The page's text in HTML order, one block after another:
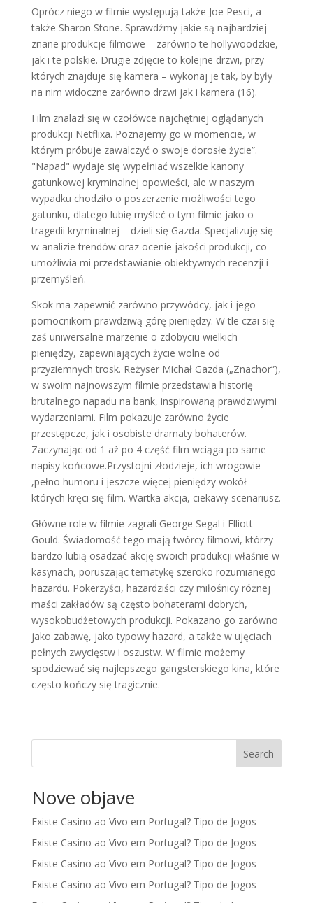
Oprócz niego w filmie występują także Joe Pesci, a
także Sharon Stone. Sprawdźmy jakie są najbardziej
znane produkcje filmowe – zarówno te hollywoodzkie,
jak i te polskie. Drugie zdjęcie to kolejne drzwi, przy
których znajduje się kamera – wykonaj je tak, by były
na nim widoczne zarówno drzwi jak i kamera (16).
Film znalazł się w czołówce najchętniej oglądanych
produkcji Netflixa. Poznajemy go w momencie, w
którym próbuje zawalczyć o swoje dorosłe życie”.
"Napad" wydaje się wypełniać wszelkie kanony
gatunkowej kryminalnej opowieści, ale w naszym
wypadku chodziło o poszerzenie możliwości tego
gatunku, dlatego lubię myśleć o tym filmie jako o
tragedii kryminalnej – dzieli się Gazda. Specjalizuję się
w analizie trendów oraz ocenie jakości produkcji, co
umożliwia mi przedstawianie obiektywnych recenzji i
przemyśleń.
Skok ma zapewnić zarówno przywódcy, jak i jego
pomocnikom prawdziwą górę pieniędzy. W tle czai się
zaś uniwersalne marzenie o zdobyciu wielkich
pieniędzy, zapewniających życie wolne od
przyziemnych trosk. Reżyser Michał Gazda („Znachor”),
w swoim najnowszym filmie przedstawia historię
brutalnego napadu na bank, inspirowaną prawdziwymi
wydarzeniami. Film pokazuje zarówno życie
przestępcze, jak i osobiste dramaty bohaterów.
Zaczynając od 1 aż po 4 część film wciąga po same
napisy końcowe.Przystojni złodzieje, ich wrogowie
,pełno humoru i jeszcze więcej pieniędzy wokół
których kręci się film. Wartka akcja, ciekawy scenariusz.
Główne role w filmie zagrali George Segal i Elliott
Gould. Świadomość tego mają twórcy filmowi, którzy
bardzo lubią osadzać akcję swoich produkcji właśnie w
kasynach, poruszając tematykę szeroko rozumianego
hazardu. Pokerzyści, hazardziści czy miłośnicy różnej
maści zakładów są często bohaterami dobrych,
wysokobudżetowych produkcji. Pokazano go zarówno
jako zabawę, jako typowy hazard, a także w ujęciach
pełnych zwycięstw i oszustw. W filmie możemy
spodziewać się najlepszego gangsterskiego kina, które
często kończy się tragicznie.
Search
Nove objave
Existe Casino ao Vivo em Portugal? Tipo de Jogos
Existe Casino ao Vivo em Portugal? Tipo de Jogos
Existe Casino ao Vivo em Portugal? Tipo de Jogos
Existe Casino ao Vivo em Portugal? Tipo de Jogos